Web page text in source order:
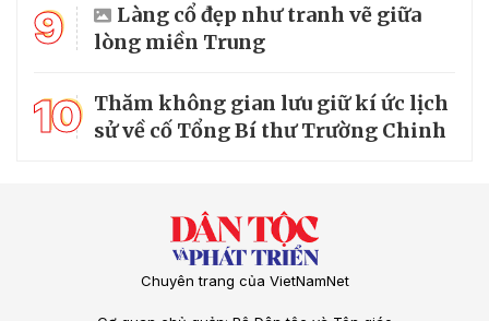
9
Làng cổ đẹp như tranh vẽ giữa
lòng miền Trung
10 Thăm không gian lưu giữ kí ức lịch
sử về cố Tổng Bí thư Trường Chinh
Chuyên trang của VietNamNet